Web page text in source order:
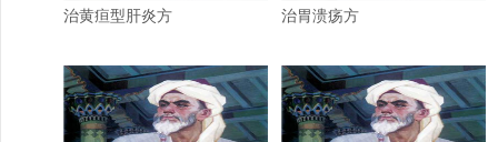
治黄疸型肝炎方 治胃溃疡方